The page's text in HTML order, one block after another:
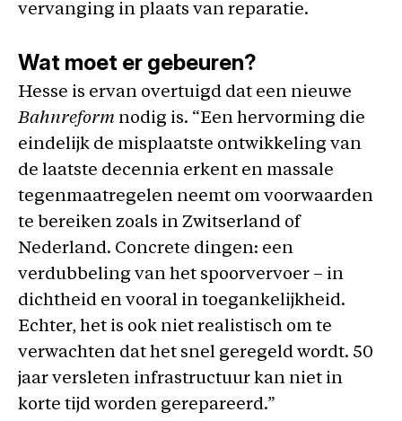
vervanging in plaats van reparatie.
Wat moet er gebeuren?
Hesse is ervan overtuigd dat een nieuwe
Bahnreform nodig is. “Een hervorming die
eindelijk de misplaatste ontwikkeling van
de laatste decennia erkent en massale
tegenmaatregelen neemt om voorwaarden
te bereiken zoals in Zwitserland of
Nederland. Concrete dingen: een
verdubbeling van het spoorvervoer – in
dichtheid en vooral in toegankelijkheid.
Echter, het is ook niet realistisch om te
verwachten dat het snel geregeld wordt. 50
jaar versleten infrastructuur kan niet in
korte tijd worden gerepareerd.”